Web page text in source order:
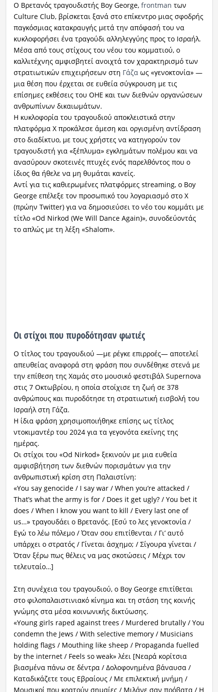
Ο Βρετανός τραγουδιστής Boy George, frontman των
Culture Club, βρίσκεται ξανά στο επίκεντρο μιας σφοδρής
παγκόσμιας κατακραυγής μετά την απόφασή του να
κυκλοφορήσει ένα τραγούδι αλληλεγγύης προς το Ισραήλ.
Μέσα από τους στίχους του νέου του κομματιού, ο
καλλιτέχνης αμφισβητεί ανοιχτά τον χαρακτηρισμό των
στρατιωτικών επιχειρήσεων στη Γάζαως «γενοκτονία» —
μια θέση που έρχεται σε ευθεία σύγκρουση με τις
επίσημες εκθέσεις του ΟΗΕ και των διεθνών οργανώσεων
ανθρωπίνων δικαιωμάτων.
Η κυκλοφορία του τραγουδιού αποκλειστικά στην
πλατφόρμα X προκάλεσε άμεση και οργισμένη αντίδραση
στο διαδίκτυο, με τους χρήστες να κατηγορούν τον
τραγουδιστή για «ξέπλυμα» εγκλημάτων πολέμου και να
ανασύρουν σκοτεινές πτυχές ενός παρελθόντος που ο
ίδιος θα ήθελε να μη θυμάται κανείς.
Αντί για τις καθιερωμένες πλατφόρμες streaming, ο Boy
George επέλεξε τον προσωπικό του λογαριασμό στο X
(πρώην Twitter) για να δημοσιεύσει το νέο του κομμάτι με
τίτλο «Od Nirkod (We Will Dance Again)», συνοδεύοντάς
το απλώς με τη λέξη «Shalom».
Οι στίχοι που πυροδότησαν φωτιές
Ο τίτλος του τραγουδιού —με ρέγκε επιρροές— αποτελεί
απευθείας αναφορά στη φράση που συνδέθηκε στενά με
την επίθεση της Χαμάς στο μουσικό φεστιβάλ Supernova
στις 7 Οκτωβρίου, η οποία στοίχισε τη ζωή σε 378
ανθρώπους και πυροδότησε τη στρατιωτική εισβολή του
Ισραήλ στη Γάζα.
Η ίδια φράση χρησιμοποιήθηκε επίσης ως τίτλος
ντοκιμαντέρ του 2024 για τα γεγονότα εκείνης της
ημέρας.
Οι στίχοι του «Od Nirkod» ξεκινούν με μια ευθεία
αμφισβήτηση των διεθνών πορισμάτων για την
ανθρωπιστική κρίση στη Παλαιστίνη:
«You say genocide / I say war / When you’re attacked /
That’s what the army is for / Does it get ugly? / You bet it
does / When I know you want to kill / Every last one of
us…» τραγουδάει ο Βρετανός. [Εσύ το λες γενοκτονία /
Εγώ το λέω πόλεμο / Όταν σου επιτίθενται / Γι’ αυτό
υπάρχει ο στρατός / Γίνεται άσχημο; / Σίγουρα γίνεται /
Όταν ξέρω πως θέλεις να μας σκοτώσεις / Μέχρι τον
τελευταίο…]
Στη συνέχεια του τραγουδιού, ο Boy George επιτίθεται
στο φιλοπαλαιστινιακό κίνημα και τη στάση της κοινής
γνώμης στα μέσα κοινωνικής δικτύωσης.
«Young girls raped against trees / Murdered brutally / You
condemn the Jews / With selective memory / Musicians
holding flags / Mouthing like sheep / Propaganda fuelled
by the internet / Feels so weak» λέει [Νεαρά κορίτσια
βιασμένα πάνω σε δέντρα / Δολοφονημένα βάναυσα /
Καταδικάζετε τους Εβραίους / Με επιλεκτική μνήμη /
Μουσικοί που κρατούν σημαίες / Μιλάνε σαν πρόβατα / Η